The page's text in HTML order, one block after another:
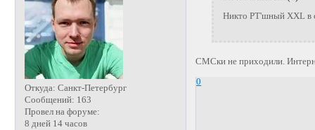
Откуда: Санкт-Петербург
Сообщений: 163
Провел на форуме:
8 дней 14 часов
Никто РТ'шный XXL в
СМСки не приходили.
0